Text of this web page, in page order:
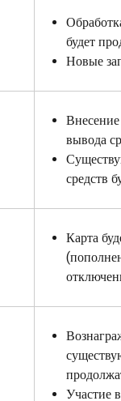
будет
Новые
вывода
средств
Карта
Участие